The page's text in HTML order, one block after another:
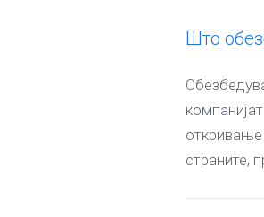
Што
откривање
страните,